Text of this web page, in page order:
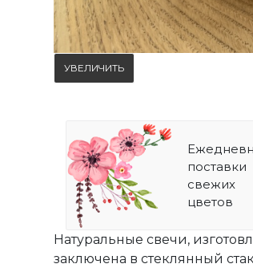
УВЕЛИЧИТЬ
поставки
свежих
цветов
Натуральные свечи,
заключена в стеклянный